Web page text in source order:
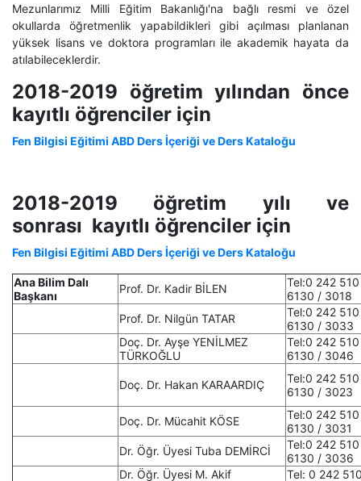
Mezunlarımız Milli Eğitim Bakanlığı'na bağlı resmi ve özel
okullarda öğretmenlik yapabildikleri gibi açılması planlanan
yüksek lisans ve doktora programları ile akademik hayata da
atılabileceklerdir.
2018-2019 öğretim yılından önce
kayıtlı öğrenciler için
Fen Bilgisi Eğitimi ABD Ders İçeriği ve Ders Kataloğu
2018-2019 öğretim yılı ve
sonrası kayıtlı öğrenciler için
Fen Bilgisi Eğitimi ABD Ders İçeriği ve Ders Kataloğu
Ana Bilim Dalı
Başkanı
Prof. Dr. Kadir BİLEN
Tel:0 242 510
6130 / 3018
Prof. Dr. Nilgün TATAR
Tel:0 242 510
6130 / 3033
Doç. Dr. Ayşe YENİLMEZ
TÜRKOĞLU
Tel:0 242 510
6130 / 3046
Doç. Dr. Hakan KARAARDIÇ
Tel:0 242 510
6130 / 3023
Doç. Dr. Mücahit KÖSE
Tel:0 242 510
6130 / 3031
Dr. Öğr. Üyesi Tuba DEMİRCİ
Tel:0 242 510
6130 / 3036
Dr. Öğr. Üyesi M. Akif
Tel: 0 242